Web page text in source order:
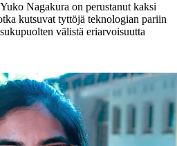
Nagakura on perustanut kaksi
kutsuvat tyttöjä teknologian pariin
välistä eriarvoisuutta